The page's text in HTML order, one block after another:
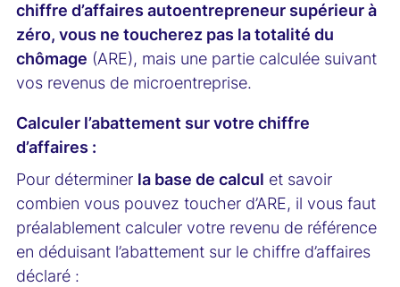
chiffre d’affaires autoentrepreneur supérieur à
zéro, vous ne toucherez pas la totalité du
chômage (ARE), mais une partie calculée suivant
vos revenus de microentreprise.
Calculer l’abattement sur votre chiffre
d’affaires :
Pour déterminer la base de calcul et savoir
combien vous pouvez toucher d’ARE, il vous faut
préalablement calculer votre revenu de référence
en déduisant l’abattement sur le chiffre d’affaires
déclaré :